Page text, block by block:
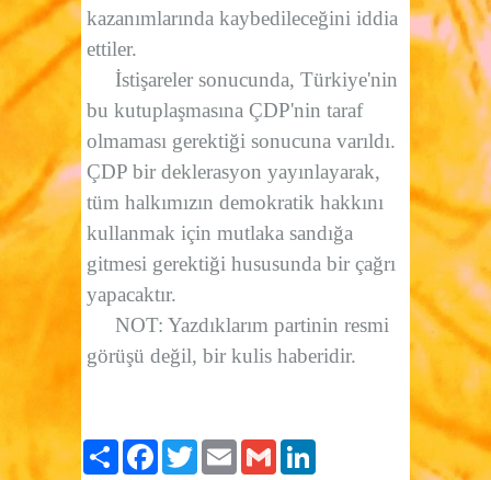
kazanımlarında kaybedileceğini iddia
ettiler.
İstişareler sonucunda, Türkiye'nin
bu kutuplaşmasına ÇDP'nin taraf
olmaması gerektiği sonucuna varıldı.
ÇDP bir deklerasyon yayınlayarak,
tüm halkımızın demokratik hakkını
kullanmak için mutlaka sandığa
gitmesi gerektiği hususunda bir çağrı
yapacaktır.
NOT: Yazdıklarım partinin resmi
görüşü değil, bir kulis haberidir.
PaylaşFacebook
TwitterEmailGmail